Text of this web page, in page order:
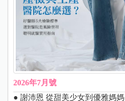
2026年7月號
● 謝沛恩 從甜美少女到優雅媽媽